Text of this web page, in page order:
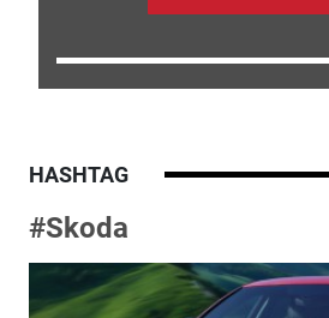
HASHTAG
#Skoda